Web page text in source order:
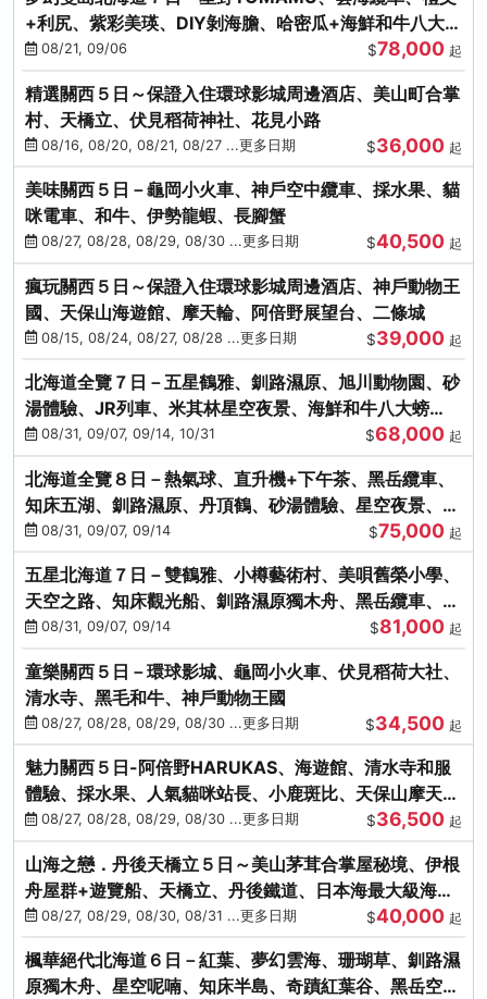
+利尻、紫彩美瑛、DIY剝海膽、哈密瓜+海鮮和牛八大螃
蟹吃到飽
08/21, 09/06 $78,000 起
精選關西５日～保證入住環球影城周邊酒店、美山町合掌
村、天橋立、伏見稻荷神社、花見小路
08/16, 08/20, 08/21, 08/27 ...更多日期 $36,000 起
美味關西５日－龜岡小火車、神戶空中纜車、採水果、貓
咪電車、和牛、伊勢龍蝦、長腳蟹
08/27, 08/28, 08/29, 08/30 ...更多日期 $40,500 起
瘋玩關西５日～保證入住環球影城周邊酒店、神戶動物王
國、天保山海遊館、摩天輪、阿倍野展望台、二條城
08/15, 08/24, 08/27, 08/28 ...更多日期 $39,000 起
北海道全覽７日－五星鶴雅、釧路濕原、旭川動物園、砂
湯體驗、JR列車、米其林星空夜景、海鮮和牛八大螃
蟹、卡哇依熊牧場
08/31, 09/07, 09/14, 10/31 $68,000 起
北海道全覽８日－熱氣球、直升機+下午茶、黑岳纜車、
知床五湖、釧路濕原、丹頂鶴、砂湯體驗、星空夜景、洞
爺花火、螃蟹懷石料理
08/31, 09/07, 09/14 $75,000 起
五星北海道７日－雙鶴雅、小樽藝術村、美唄舊榮小學、
天空之路、知床觀光船、釧路濕原獨木舟、黑岳纜車、流
冰硝子館DIY玻璃杯
08/31, 09/07, 09/14 $81,000 起
童樂關西５日－環球影城、龜岡小火車、伏見稻荷大社、
清水寺、黑毛和牛、神戶動物王國
08/27, 08/28, 08/29, 08/30 ...更多日期 $34,500 起
魅力關西５日-阿倍野HARUKAS、海遊館、清水寺和服
體驗、採水果、人氣貓咪站長、小鹿斑比、天保山摩天
輪、水上巴士
08/27, 08/28, 08/29, 08/30 ...更多日期 $36,500 起
山海之戀．丹後天橋立５日～美山茅茸合掌屋秘境、伊根
舟屋群+遊覽船、天橋立、丹後鐵道、日本海最大級海鮮
市場08/27, 08/29, 08/30, 08/31 ...更多日期 $40,000 起
楓華絕代北海道６日－紅葉、夢幻雲海、珊瑚草、釧路濕
原獨木舟、星空呢喃、知床半島、奇蹟紅葉谷、黑岳空中